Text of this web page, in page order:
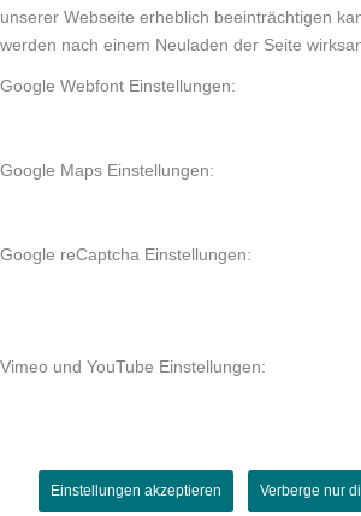
unserer Webseite erheblich beeinträchtigen
werden nach einem Neuladen der Seite
Google Webfont Einstellungen:
Google Maps Einstellungen:
Google reCaptcha Einstellungen:
Vimeo und YouTube Einstellungen:
Einstellungen akzeptieren Verberge nur